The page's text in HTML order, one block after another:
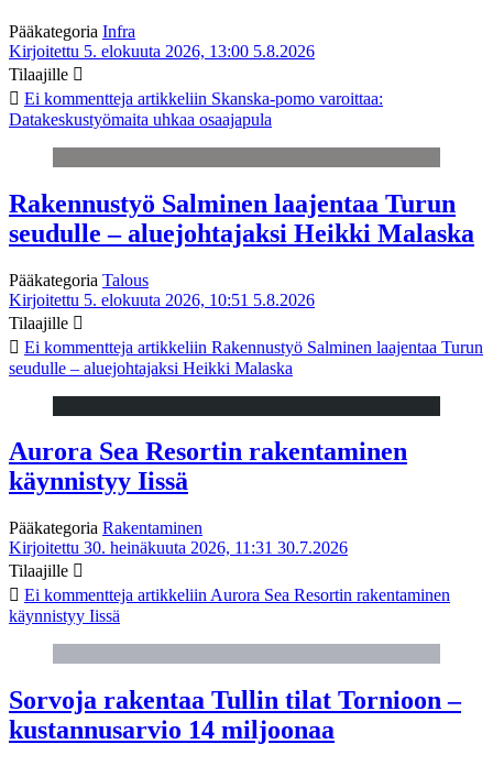
Pääkategoria Infra
Kirjoitettu 5. elokuuta 2026, 13:00 5.8.2026
Tilaajille
Ei kommentteja artikkeliin Skanska-pomo varoittaa:
Datakeskustyömaita uhkaa osaajapula
Rakennustyö Salminen laajentaa Turun
seudulle – aluejohtajaksi Heikki Malaska
Pääkategoria Talous
Kirjoitettu 5. elokuuta 2026, 10:51 5.8.2026
Tilaajille
Ei kommentteja artikkeliin Rakennustyö Salminen laajentaa Turun
seudulle – aluejohtajaksi Heikki Malaska
Aurora Sea Resortin rakentaminen
käynnistyy Iissä
Pääkategoria Rakentaminen
Kirjoitettu 30. heinäkuuta 2026, 11:31 30.7.2026
Tilaajille
Ei kommentteja artikkeliin Aurora Sea Resortin rakentaminen
käynnistyy Iissä
Sorvoja rakentaa Tullin tilat Tornioon –
kustannusarvio 14 miljoonaa